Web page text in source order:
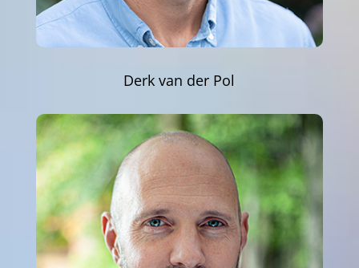
Derk van der Pol